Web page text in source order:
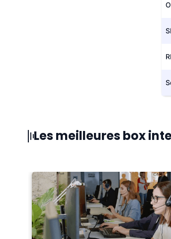
Les meilleures box